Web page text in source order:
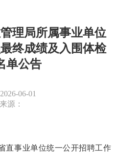
理局所属事业单位
终成绩及入围体检
单公告
06-01
来源：
直事业单位统一公开招聘工作